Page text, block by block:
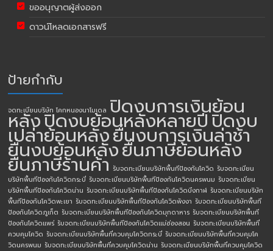
ขออนุญาตผู้ส่งออก
ดาวน์โหลดเอกสารฟรี
ป้ายกำกับ
จดทะเบียนบริษัท โคกหนองนาโมเดล ปิดงบการเงินย้อน
หลังปิดงบย้อนหลังหลายปีปิดงบ
เปล่าย้อนหลังยื่นงบการเงินล่าช้า
ยื่นงบย้อนหลังยื่นภาษีย้อนหลัง
ยื่นภาษีร้านค้า รับจดทะเบียนบริษัทพื้นทีป้องกันโควิด รับจดทะเบียน
บริษัทพื้นทีป้องกันโควิดกระบี่ รับจดทะเบียนบริษัทพื้นทีป้องกันโควิดนครพนม รับจดทะเบียน
บริษัทพื้นทีป้องกันโควิดน่าน รับจดทะเบียนบริษัทพื้นทีป้องกันโควิดบึงกาฬ รับจดทะเบียนบริษัท
พื้นทีป้องกันโควิดพะเยา รับจดทะเบียนบริษัทพื้นทีป้องกันโควิดพังงา รับจดทะเบียนบริษัทพื้นที
ป้องกันโควิดภูเก็ต รับจดทะเบียนบริษัทพื้นทีป้องกันโควิดมุกดาหาร รับจดทะเบียนบริษัทพื้นที
ป้องกันโควิดแพร่ รับจดทะเบียนบริษัทพื้นทีป้องกันโควิดแม่ฮ่องสอน รับจดทะเบียนบริษัทพื้นที่
ควบคุมโควิด รับจดทะเบียนบริษัทพื้นที่ควบคุมโควิดกระบี่ รับจดทะเบียนบริษัทพื้นที่ควบคุมโค
วิดนครพนม รับจดทะเบียนบริษัทพื้นที่ควบคุมโควิดน่าน รับจดทะเบียนบริษัทพื้นที่ควบคุมโควิด